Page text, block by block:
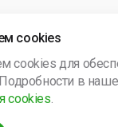
Гений”. Все права
включена в
России №
1242600013149
cookies
cookies для
в
cookies.